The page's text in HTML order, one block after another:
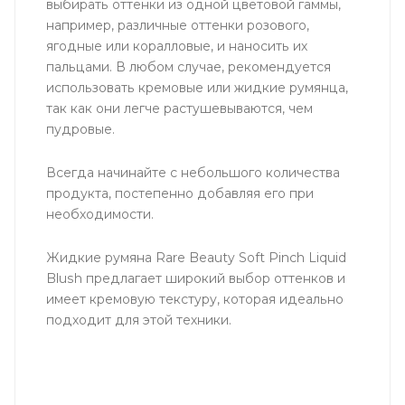
выбирать оттенки из одной цветовой гаммы,
например, различные оттенки розового,
ягодные или коралловые, и наносить их
пальцами. В любом случае, рекомендуется
использовать кремовые или жидкие румянца,
так как они легче растушевываются, чем
пудровые.
Всегда начинайте с небольшого количества
продукта, постепенно добавляя его при
необходимости.
Жидкие румяна Rare Beauty Soft Pinch Liquid
Blush предлагает широкий выбор оттенков и
имеет кремовую текстуру, которая идеально
подходит для этой техники.